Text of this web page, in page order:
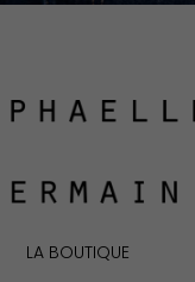
LA BOUTIQUE